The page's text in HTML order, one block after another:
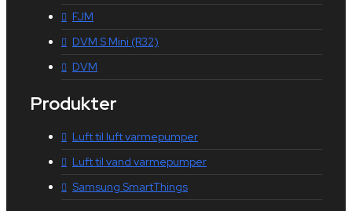
FJM
DVM S Mini (R32)
DVM
Produkter
Luft til luft varmepumper
Luft til vand varmepumper
Samsung SmartThings